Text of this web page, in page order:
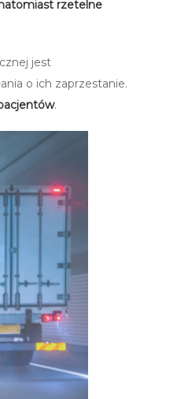
rzetelne
jest
o ich zaprzestanie.
.